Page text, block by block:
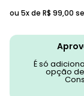
ou 5x de R$ 99,00
É só
opção